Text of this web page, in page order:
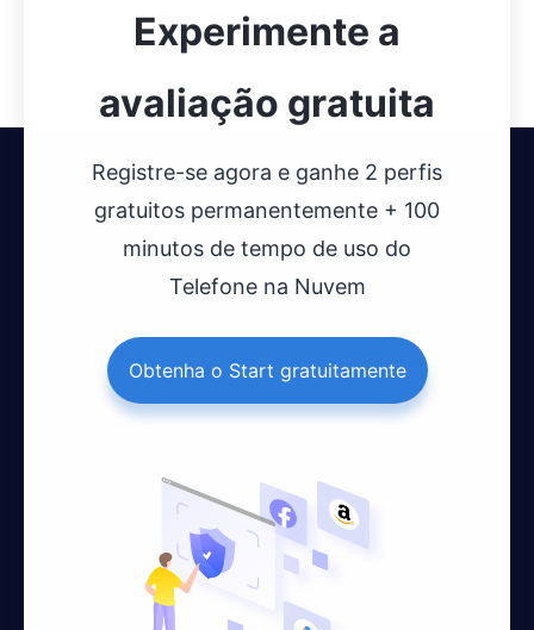
Experimente a
avaliação gratuita
Registre-se agora e ganhe 2 perfis
gratuitos permanentemente + 100
minutos de tempo de uso do
Telefone na Nuvem
Obtenha o Start gratuitamente